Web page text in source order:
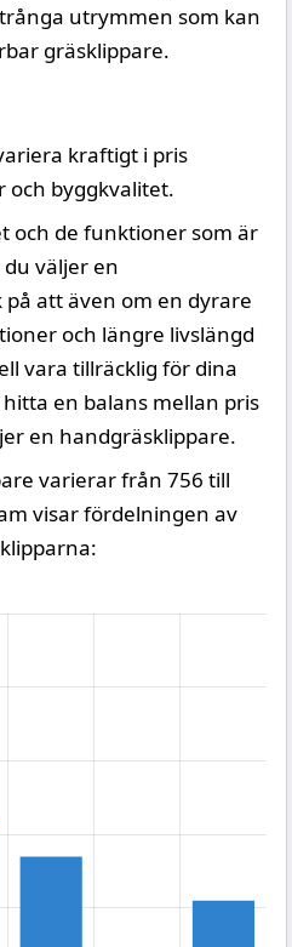
utrymmen som kan
gräsklippare.
kraftigt i pris
och byggkvalitet.
och de funktioner som är
väljer en
att även om en dyrare
och längre livslängd
vara tillräcklig för dina
en balans mellan pris
en handgräsklippare.
varierar från 756 till
visar fördelningen av